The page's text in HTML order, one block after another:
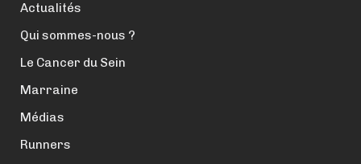
Actualités
Qui sommes-nous ?
Le Cancer du Sein
Marraine
Médias
Runners